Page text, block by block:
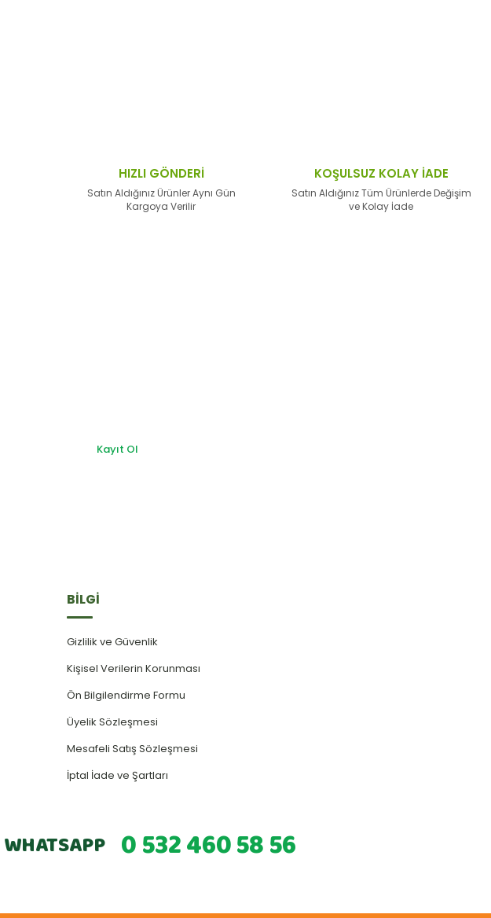
HIZLI GÖNDERİ
Satın Aldığınız Ürünler Aynı Gün
Kargoya Verilir
KOŞULSUZ KOLAY İADE
Satın Aldığınız Tüm Ürünlerde Değişim
ve Kolay İade
Kayıt Ol
BİLGİ
Gizlilik ve Güvenlik
Kişisel Verilerin Korunması
Ön Bilgilendirme Formu
Üyelik Sözleşmesi
Mesafeli Satış Sözleşmesi
İptal İade ve Şartları
WHATSAPP 0 532 460 58 56